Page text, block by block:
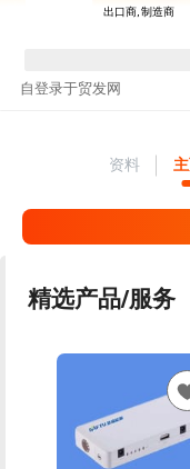
出口商, 制造商
自登录于贸发网
资料
精选产品/服务